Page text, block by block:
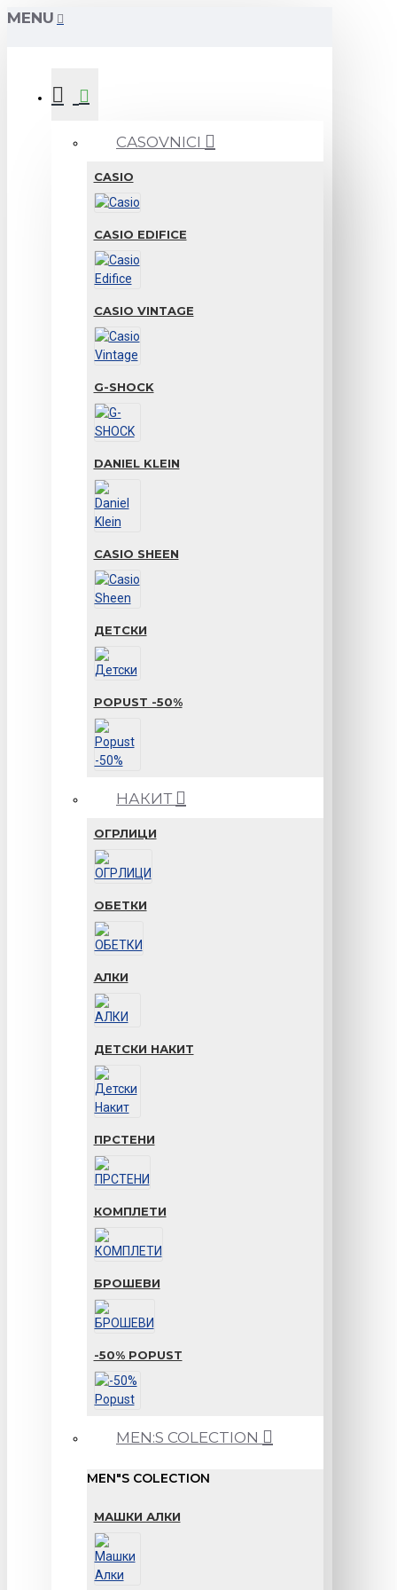
MENU
CASOVNICI
CASIO
CASIO EDIFICE
CASIO VINTAGE
G-SHOCK
DANIEL KLEIN
CASIO SHEEN
ДЕТСКИ
POPUST -50%
НАКИТ
ОГРЛИЦИ
ОБЕТКИ
АЛКИ
ДЕТСКИ НАКИТ
ПРСТЕНИ
КОМПЛЕТИ
БРОШЕВИ
-50% POPUST
MEN:S COLECTION
MEN"S COLECTION
МАШКИ АЛКИ